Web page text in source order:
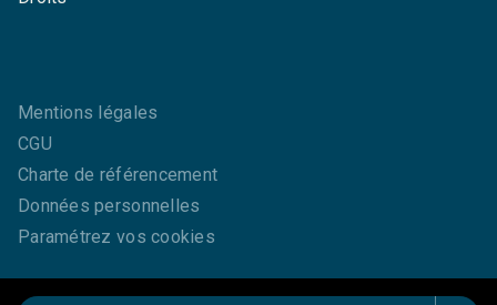
Mentions légales
CGU
Charte de référencement
Données personnelles
Paramétrez vos cookies